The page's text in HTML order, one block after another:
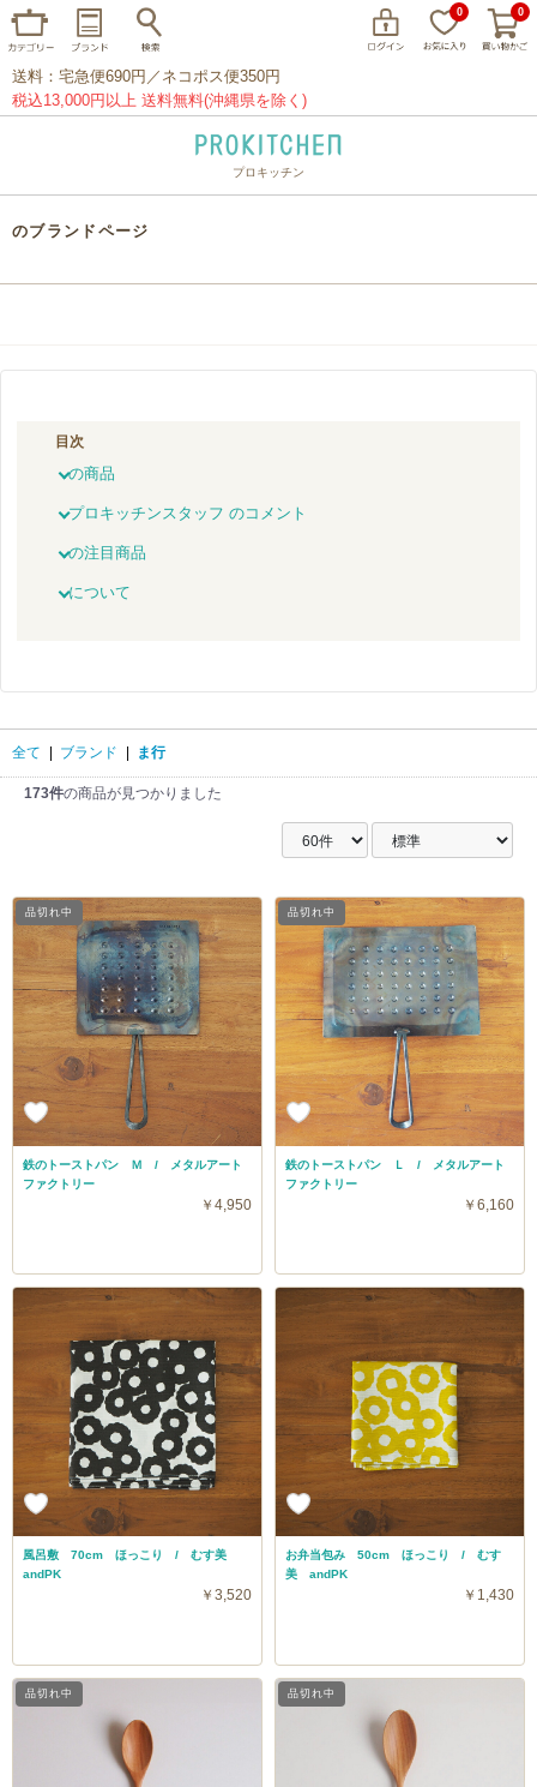
0 0
家事問屋
プレート グラス カトラリー
送料：宅急便690円／ネコポス便350円
税込13,000円以上 送料無料(沖縄県を除く)
プロキッチン
のブランドページ
目次
の商品
プロキッチンスタッフ のコメント
の注目商品
について
全て | ブランド | ま行
173件の商品が見つかりました
鉄のトーストパン Ｍ / メタルアート
ファクトリー
￥4,950
品切れ中
鉄のトーストパン Ｌ / メタルアート
ファクトリー
￥6,160
品切れ中
風呂敷 70cm ほっこり / むす美
andPK
￥3,520
お弁当包み 50cm ほっこり / むす
美 andPK
￥1,430
品切れ中 品切れ中